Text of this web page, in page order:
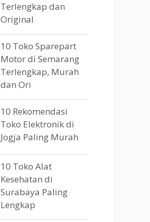
Terlengkap dan
Original
10 Toko Sparepart
Motor di Semarang
Terlengkap, Murah
dan Ori
10 Rekomendasi
Toko Elektronik di
Jogja Paling Murah
10 Toko Alat
Kesehatan di
Surabaya Paling
Lengkap